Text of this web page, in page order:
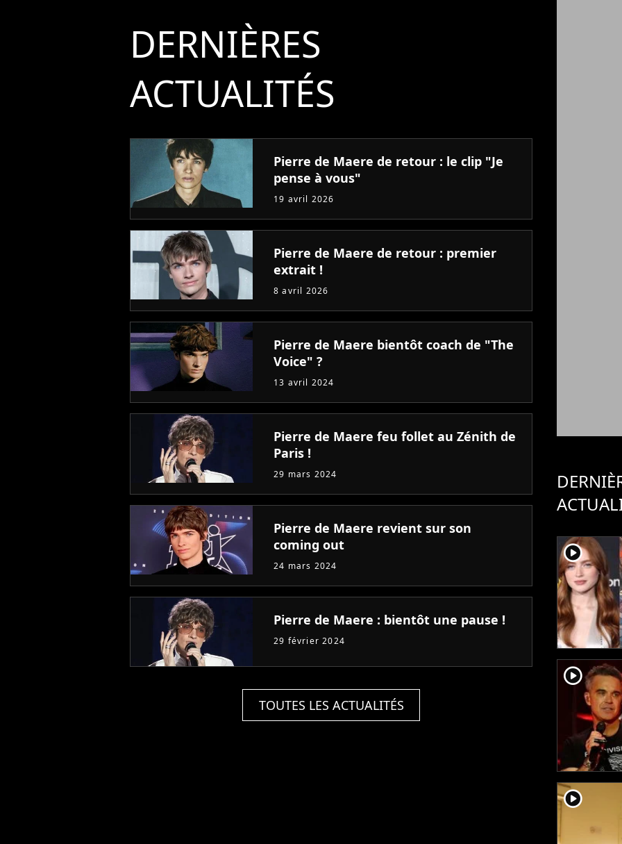
DERNIÈRES
ACTUALITÉS
Pierre de Maere de retour : le clip "Je
pense à vous"
19 avril 2026
Pierre de Maere de retour : premier
extrait !
8 avril 2026
Pierre de Maere bientôt coach de "The
Voice" ?
13 avril 2024
Pierre de Maere feu follet au Zénith de
Paris !
29 mars 2024
Pierre de Maere revient sur son
coming out
24 mars 2024
Pierre de Maere : bientôt une pause !
29 février 2024
TOUTES LES ACTUALITÉS
player2
player2
player2